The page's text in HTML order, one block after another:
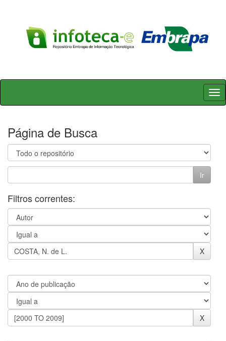
Skip
Página de Busca
Filtros correntes: